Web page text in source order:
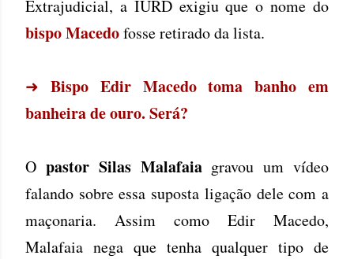
Extrajudicial, a IURD exigiu que o nome do
bispo Macedofosse retirado da lista.
➜ Bispo Edir Macedo toma banho em
banheira de ouro. Será?
O pastor Silas Malafaia gravou um vídeo
falando sobre essa suposta ligação dele com a
maçonaria. Assim como Edir Macedo,
Malafaia nega que tenha qualquer tipo de